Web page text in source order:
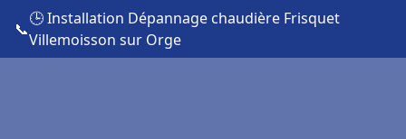
📞
🕒 Installation Dépannage chaudière Frisquet
Villemoisson sur Orge